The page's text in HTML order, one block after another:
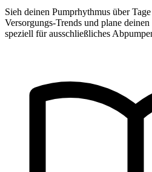
Sieh deinen Pumprhythmus über
Versorgungs-Trends und plane
speziell für ausschließliches